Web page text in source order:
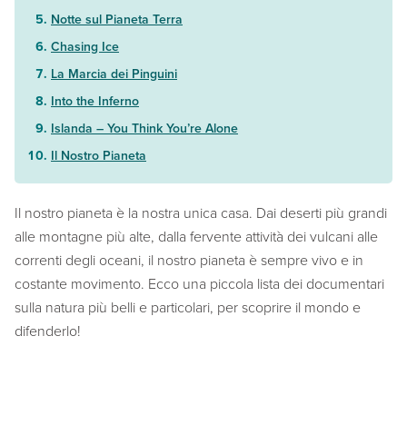
Notte sul Pianeta Terra
Chasing Ice
La Marcia dei Pinguini
Into the Inferno
Islanda – You Think You’re Alone
Il Nostro Pianeta
Il nostro pianeta è la nostra unica casa. Dai deserti più grandi
alle montagne più alte, dalla fervente attività dei vulcani alle
correnti degli oceani, il nostro pianeta è sempre vivo e in
costante movimento. Ecco una piccola lista dei documentari
sulla natura più belli e particolari, per scoprire il mondo e
difenderlo!